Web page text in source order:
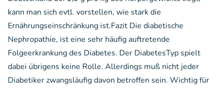
kann man sich evtl. vorstellen, wie stark die
Ernährungseinschränkung ist.Fazit Die diabetische
Nephropathie, ist eine sehr häufig auftretende
Folgeerkrankung des Diabetes. Der DiabetesTyp spielt
dabei übrigens keine Rolle. Allerdings muß nicht jeder
Diabetiker zwangsläufig davon betroffen sein. Wichtig für